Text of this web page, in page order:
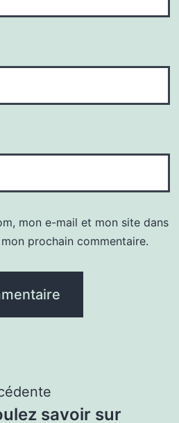
mon e-mail et mon site dans
prochain commentaire.
savoir sur